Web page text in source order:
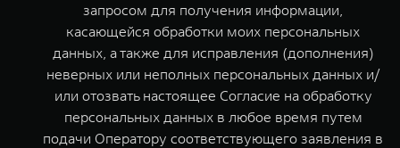
запросом для получения информации,
касающейся обработки моих персональных
данных, а также для исправления (дополнения)
неверных или неполных персональных данных и/
или отозвать настоящее Согласие на обработку
персональных данных в любое время путем
подачи Оператору соответствующего заявления в